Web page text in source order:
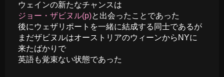
ウェインの新たなチャンスは
ジョー・ザビヌル(p)と出会ったことであった
後にウェザリポートを一緒に結成する同士であるが
まだザビヌルはオーストリアのウィーンからNYに
来たばかりで
英語も覚束ない状態であった